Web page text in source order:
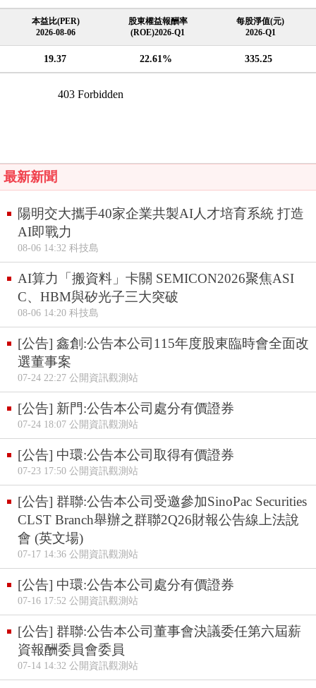
本益比(PER)
2026-08-06
股東權益報酬率
(ROE)2026-Q1
每股淨值(元)
2026-Q1
19.37 22.61% 335.25
最新新聞
陽明交大攜手40家企業共製AI人才培育系統 打造
AI即戰力
08-06 14:32 科技島
AI算力「搬資料」卡關 SEMICON2026聚焦ASI
C、HBM與矽光子三大突破
08-06 14:20 科技島
[公告] 鑫創:公告本公司115年度股東臨時會全面改
選董事案
07-24 22:27 公開資訊觀測站
[公告] 新門:公告本公司處分有價證券
07-24 18:07 公開資訊觀測站
[公告] 中環:公告本公司取得有價證券
07-23 17:50 公開資訊觀測站
[公告] 群聯:公告本公司受邀參加SinoPac Securities
CLST Branch舉辦之群聯2Q26財報公告線上法說
會 (英文場)
07-17 14:36 公開資訊觀測站
[公告] 中環:公告本公司處分有價證券
07-16 17:52 公開資訊觀測站
[公告] 群聯:公告本公司董事會決議委任第六屆薪
資報酬委員會委員
07-14 14:32 公開資訊觀測站